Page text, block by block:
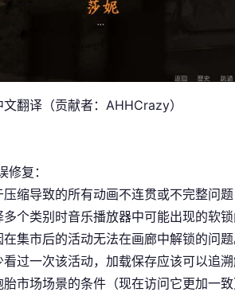
翻译（贡献者：AHHCrazy）
复：
压缩导致的所有动画不连贯或不完整问题
多个类别时音乐播放器中可能出现的软
集市后的活动无法在画廊中解锁的问题
过一次该活动，加载保存应该可以追溯
市场场景的条件（现在访问它更加一致